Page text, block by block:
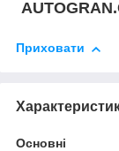
Приховати
Основні